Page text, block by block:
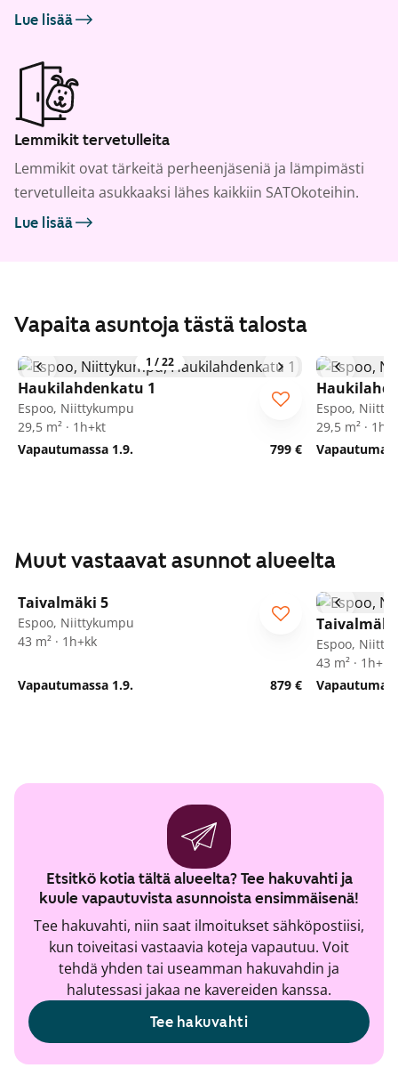
Lue lisää
Lemmikit tervetulleita
Lemmikit ovat tärkeitä perheenjäseniä ja lämpimästi
tervetulleita asukkaaksi lähes kaikkiin SATOkoteihin.
Lue lisää
Vapaita asuntoja tästä talosta
1 /22
Haukilahdenkatu 1
Espoo, Niittykumpu
29,5 m² · 1h+kt
Vapautumassa 1.9.
799 €
Espoo,
29,5 m² ·
Muut vastaavat asunnot alueelta
Taivalmäki 5
Espoo, Niittykumpu
43 m² · 1h+kk
Vapautumassa 1.9. 879 €
Taivalmäki
Espoo,
43 m² · 1h+kk
Etsitkö kotia tältä alueelta? Tee hakuvahti ja
kuule vapautuvista asunnoista ensimmäisenä!
Tee hakuvahti, niin saat ilmoitukset sähköpostiisi,
kun toiveitasi vastaavia koteja vapautuu. Voit
tehdä yhden tai useamman hakuvahdin ja
halutessasi jakaa ne kavereiden kanssa.
Tee hakuvahti